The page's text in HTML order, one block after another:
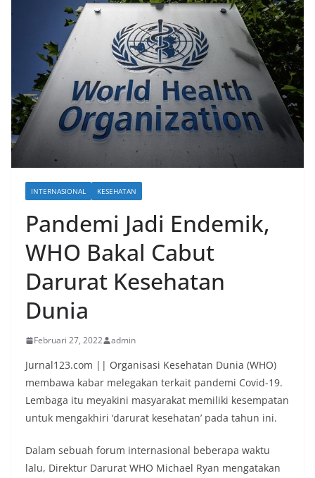
INTERNASIONAL KESEHATAN
Pandemi Jadi Endemik,
WHO Bakal Cabut
Darurat Kesehatan
Dunia
Februari 27, 2022 admin
Jurnal123.com || Organisasi Kesehatan Dunia (WHO)
membawa kabar melegakan terkait pandemi Covid-19.
Lembaga itu meyakini masyarakat memiliki kesempatan
untuk mengakhiri ‘darurat kesehatan’ pada tahun ini.
Dalam sebuah forum internasional beberapa waktu
lalu, Direktur Darurat WHO Michael Ryan mengatakan